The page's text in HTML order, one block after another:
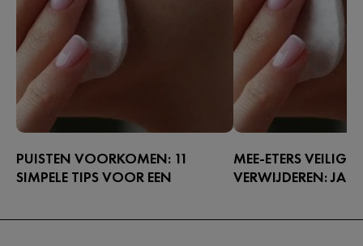
PUISTEN VOORKOMEN: 11
SIMPELE TIPS VOOR EEN
Vind hier onze 11 beste tips om het
MEE-ETERS VEILIG
VERWIJDEREN: JA
Iedereen heeft ze